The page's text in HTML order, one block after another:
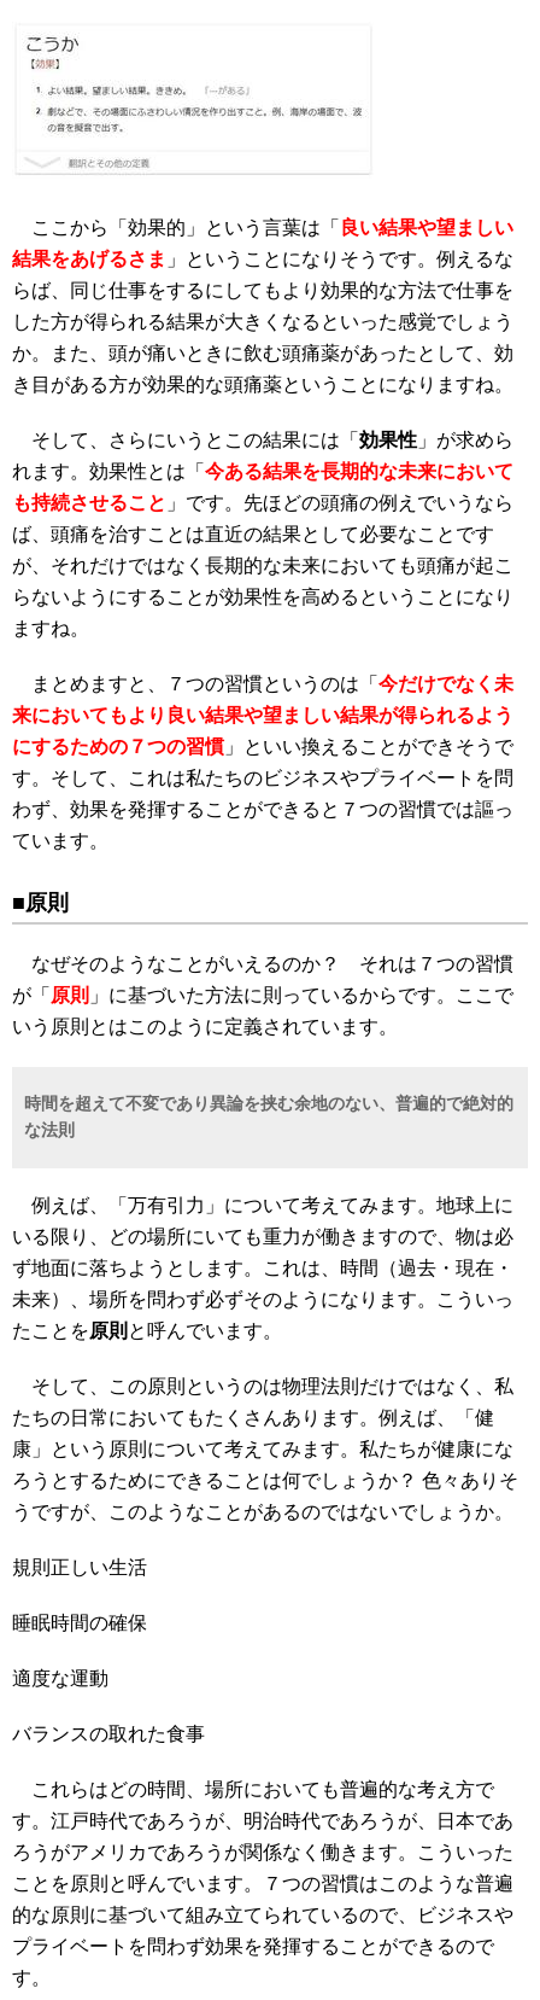
ここから「効果的」という言葉は「 良い結果や望ましい
結果をあげるさま 」ということになりそうです。例えるな
らば、同じ仕事をするにしてもより効果的な方法で仕事を
した方が得られる結果が大きくなるといった感覚でしょう
か。また、頭が痛いときに飲む頭痛薬があったとして、効
き目がある方が効果的な頭痛薬ということになりますね。
そして、さらにいうとこの結果には「 効果性 」が求めら
れます。効果性とは「 今ある結果を長期的な未来において
も持続させること 」です。先ほどの頭痛の例えでいうなら
ば、頭痛を治すことは直近の結果として必要なことです
が、それだけではなく長期的な未来においても頭痛が起こ
らないようにすることが効果性を高めるということになり
ますね。
まとめますと、７つの習慣というのは「 今だけでなく未
来においてもより良い結果や望ましい結果が得られるよう
にするための７つの習慣」といい換えることができそうで
す。そして、これは私たちのビジネスやプライベートを問
わず、効果を発揮することができると７つの習慣では謳っ
ています。
■原則
なぜそのようなことがいえるのか？ それは７つの習慣
が「 原則 」に基づいた方法に則っているからです。ここで
いう原則とはこのように定義されています。
時間を超えて不変であり異論を挟む余地のない、普遍的で絶対的
な法則
例えば、「万有引力」について考えてみます。地球上に
いる限り、どの場所にいても重力が働きますので、物は必
ず地面に落ちようとします。これは、時間（過去・現在・
未来）、場所を問わず必ずそのようになります。こういっ
たことを原則 と呼んでいます。
そして、この原則というのは物理法則だけではなく、私
たちの日常においてもたくさんあります。例えば、「健
康」という原則について考えてみます。私たちが健康にな
ろうとするためにできることは何でしょうか？ 色々ありそ
うですが、このようなことがあるのではないでしょうか。
規則正しい生活
睡眠時間の確保
適度な運動
バランスの取れた食事
これらはどの時間、場所においても普遍的な考え方で
す。江戸時代であろうが、明治時代であろうが、日本であ
ろうがアメリカであろうが関係なく働きます。こういった
ことを原則と呼んでいます。７つの習慣はこのような普遍
的な原則に基づいて組み立てられているので、ビジネスや
プライベートを問わず効果を発揮することができるので
す。